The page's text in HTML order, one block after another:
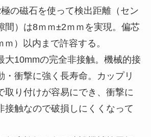
の磁石を使って検出距離（セン
間）は8ｍｍ±2ｍｍを実現。偏芯
）以内まで許容する。
大10mmの完全非接触。機械的接
・衝撃に強く長寿命。カップリ
取り付けが容易にでき、衝撃に
接触なので破損しにくくなって